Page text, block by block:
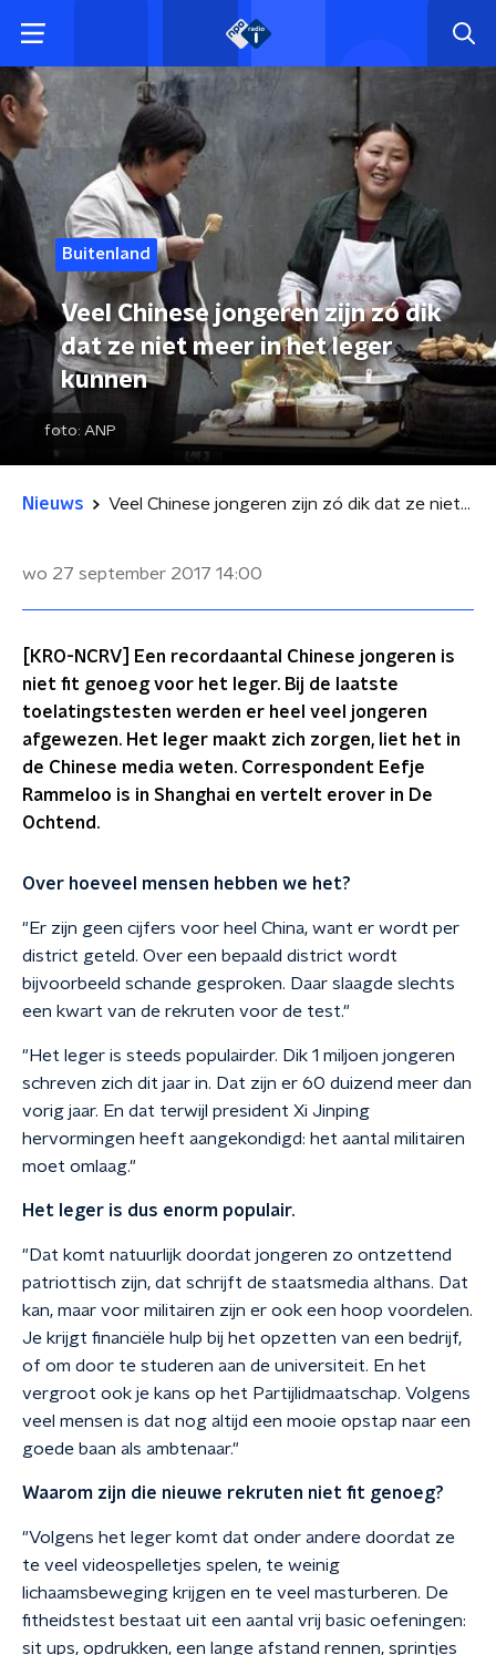
Buitenland
Veel Chinese jongeren zijn zó dik
dat ze niet meer in het leger
kunnen
foto: ANP
Nieuws Veel Chinese jongeren zijn zó dik dat ze niet meer in het leger kunnen
wo 27 september 2017 14:00
[KRO-NCRV] Een recordaantal Chinese jongeren is
niet fit genoeg voor het leger. Bij de laatste
toelatingstesten werden er heel veel jongeren
afgewezen. Het leger maakt zich zorgen, liet het in
de Chinese media weten. Correspondent Eefje
Rammeloo is in Shanghai en vertelt erover in De
Ochtend.
Over hoeveel mensen hebben we het?
"Er zijn geen cijfers voor heel China, want er wordt per
district geteld. Over een bepaald district wordt
bijvoorbeeld schande gesproken. Daar slaagde slechts
een kwart van de rekruten voor de test."
"Het leger is steeds populairder. Dik 1 miljoen jongeren
schreven zich dit jaar in. Dat zijn er 60 duizend meer dan
vorig jaar. En dat terwijl president Xi Jinping
hervormingen heeft aangekondigd: het aantal militairen
moet omlaag."
Het leger is dus enorm populair.
"Dat komt natuurlijk doordat jongeren zo ontzettend
patriottisch zijn, dat schrijft de staatsmedia althans. Dat
kan, maar voor militairen zijn er ook een hoop voordelen.
Je krijgt financiële hulp bij het opzetten van een bedrijf,
of om door te studeren aan de universiteit. En het
vergroot ook je kans op het Partijlidmaatschap. Volgens
veel mensen is dat nog altijd een mooie opstap naar een
goede baan als ambtenaar."
Waarom zijn die nieuwe rekruten niet fit genoeg?
"Volgens het leger komt dat onder andere doordat ze
te veel videospelletjes spelen, te weinig
lichaamsbeweging krijgen en te veel masturberen. De
fitheidstest bestaat uit een aantal vrij basic oefeningen:
sit ups, opdrukken, een lange afstand rennen, sprintjes